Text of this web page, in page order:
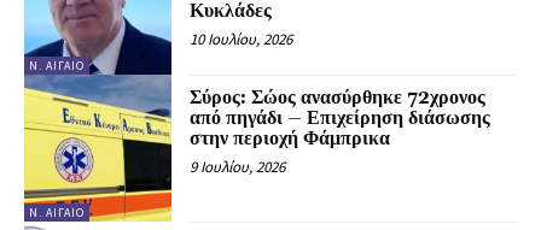
Ν. ΑΙΓΑΊΟ
Κυκλάδες
10 Ιουλίου, 2026
Ν. ΑΙΓΑΊΟ
Σύρος: Σώος ανασύρθηκε 72χρονος
από πηγάδι – Επιχείρηση διάσωσης
στην περιοχή Φάμπρικα
9 Ιουλίου, 2026